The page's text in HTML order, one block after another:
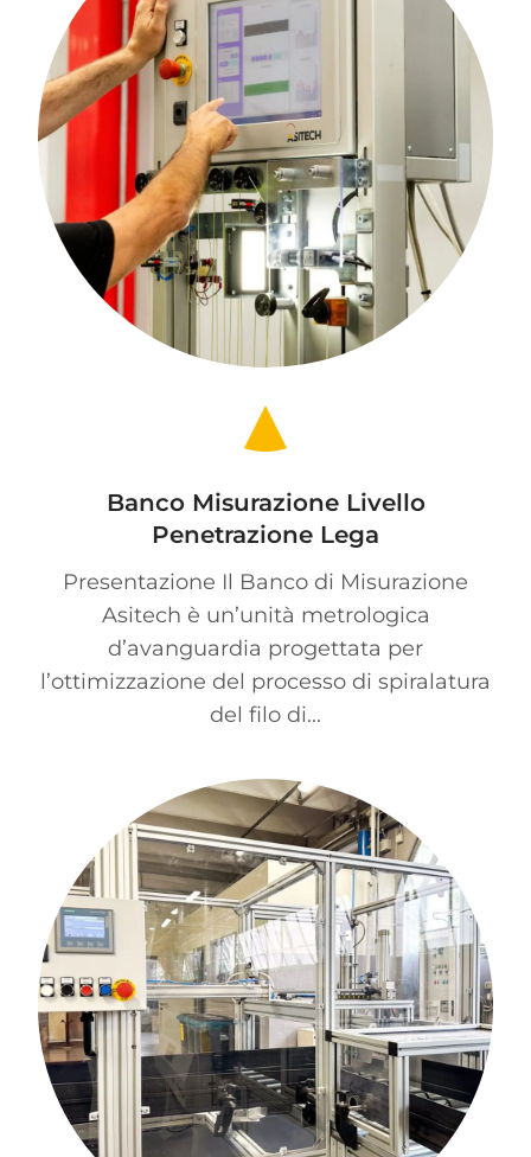
Banco Misurazione Livello
Penetrazione Lega
Presentazione Il Banco di Misurazione
Asitech è un’unità metrologica
d’avanguardia progettata per
l’ottimizzazione del processo di spiralatura
del filo di...